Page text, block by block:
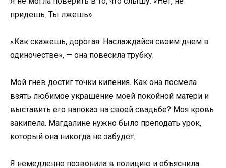
придешь. Ты лжешь».
«Как скажешь, дорогая. Наслаждайся своим днем в
одиночестве», — она повесила трубку.
Мой гнев достиг точки кипения. Как она посмела
взять любимое украшение моей покойной матери и
выставить его напоказ на своей свадьбе? Моя кровь
закипела. Магдалине нужно было преподать урок,
который она никогда не забудет.
Я немедленно позвонила в полицию и объяснила